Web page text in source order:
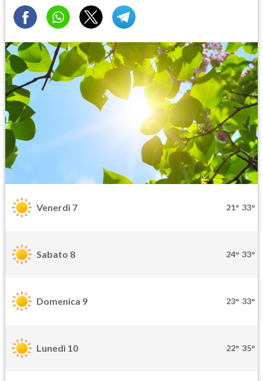
Venerdì 7 21° 33°
Sabato 8 24° 33°
Domenica 9 23° 33°
Lunedì 10 22° 35°